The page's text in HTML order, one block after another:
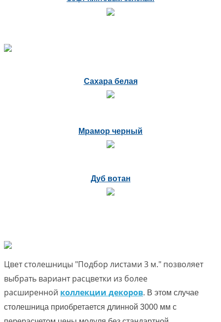
Сахара белая
Мрамор черный
Дуб вотан
Цвет столешницы "Подбор листами 3 м." позволяет
выбрать вариант расцветки из более
расширенной коллекции декоров. В этом случае
столешница приобретается длинной 3000 мм с